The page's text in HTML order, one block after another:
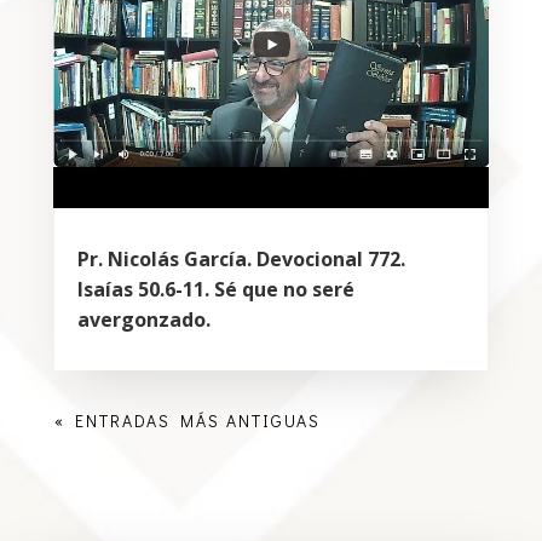
Pr. Nicolás García. Devocional 772.
Isaías 50.6-11. Sé que no seré
avergonzado.
« ENTRADAS MÁS ANTIGUAS